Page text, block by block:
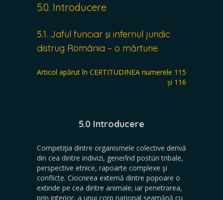
5.0. Introducere
5.1. Jaful funciar şi infernul juridic
distrug România – o mărturie
Articol apărut în CERTITUDINEA numerele 115
și 116
5.0 Introducere
Competiţia dintre organismele colective derivă
din cea dintre indivizi, generînd postúri tribale,
perspective etnice, rapoarte complexe şi
conflicte. Ciocnirea externă dintre popoare o
extinde pe cea dintre animale; iar penetrarea,
prin interior, a unui corp naţional seamănă cu